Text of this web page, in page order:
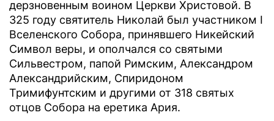
дерзновенным воином Церкви Христовой. В
325 году святитель Николай был участником I
Вселенского Собора, принявшего Никейский
Символ веры, и ополчался со святыми
Сильвестром, папой Римским, Александром
Александрийским, Спиридоном
Тримифунтским и другими от 318 святых
отцов Собора на еретика Ария.